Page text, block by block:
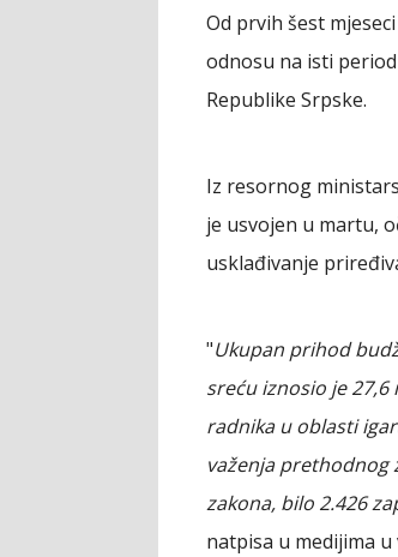
Od prvih šest
odnosu na isti
Republike Srpske.
Iz resornog
je usvojen u martu,
usklađivanje
"Ukupan prihod
sreću iznosio je
radnika u oblasti
važenja prethodnog
zakona, bilo 2.426
natpisa u medijima